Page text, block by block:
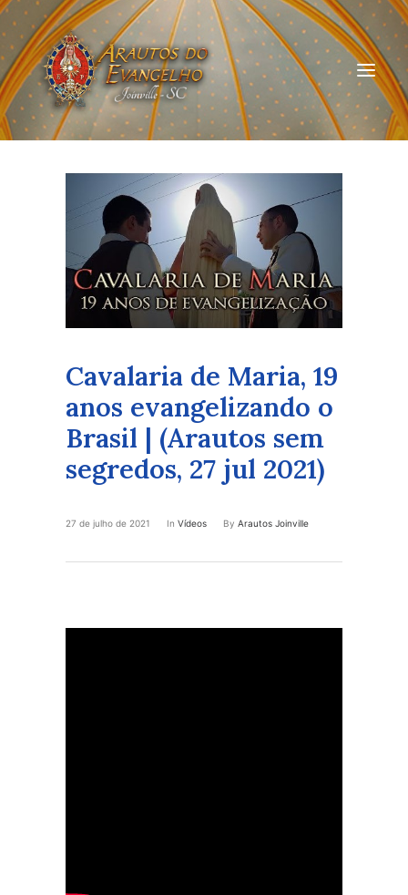
QUEM SOMOS
ARAUTOS JOINVILLE
CURSOS ON-LINE
Cavalaria de Maria, 19
anos evangelizando o
Brasil | (Arautos sem
segredos, 27 jul 2021)
27 de julho de 2021 In Vídeos By Arautos Joinville